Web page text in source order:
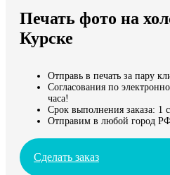
Мы доставляем по всему миру
Продолжить без города
Печать фото на
Курске
Отправь в печать за пару
Согласования по
часа!
Срок выполнения заказа: 1
Отправим в любой город
Сделать заказ